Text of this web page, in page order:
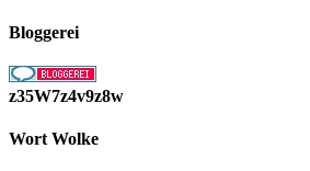
Bloggerei
z35W7z4v9z8w
Wort Wolke